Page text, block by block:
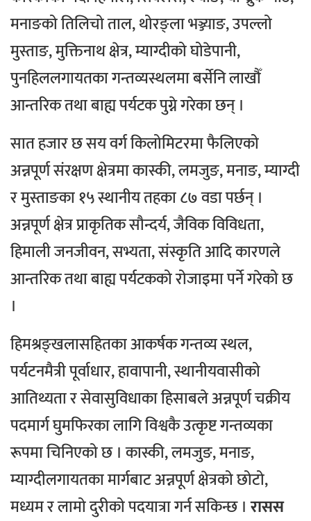
मनाङको तिलिचो ताल, थोरङ्ला भञ्ज्याङ, उपल्लो
मुस्ताङ, मुक्तिनाथ क्षेत्र, म्याग्दीको घोडेपानी,
पुनहिललगायतका गन्तव्यस्थलमा बर्सेनि लाखौँ
आन्तरिक तथा बाह्य पर्यटक पुग्ने गरेका छन् ।
सात हजार छ सय वर्ग किलोमिटरमा फैलिएको
अन्नपूर्ण संरक्षण क्षेत्रमा कास्की, लमजुङ, मनाङ, म्याग्दी
र मुस्ताङका १५ स्थानीय तहका ८७ वडा पर्छन् ।
अन्नपूर्ण क्षेत्र प्राकृतिक सौन्दर्य, जैविक विविधता,
हिमाली जनजीवन, सभ्यता, संस्कृति आदि कारणले
आन्तरिक तथा बाह्य पर्यटकको रोजाइमा पर्ने गरेको छ
।
हिमश्रङ्खलासहितका आकर्षक गन्तव्य स्थल,
पर्यटनमैत्री पूर्वाधार, हावापानी, स्थानीयवासीको
आतिथ्यता र सेवासुविधाका हिसाबले अन्नपूर्ण चक्रीय
पदमार्ग घुमफिरका लागि विश्वकै उत्कृष्ट गन्तव्यका
रूपमा चिनिएको छ । कास्की, लमजुङ, मनाङ,
म्याग्दीलगायतका मार्गबाट अन्नपूर्ण क्षेत्रको छोटो,
मध्यम र लामो दुरीको पदयात्रा गर्न सकिन्छ ।रासस